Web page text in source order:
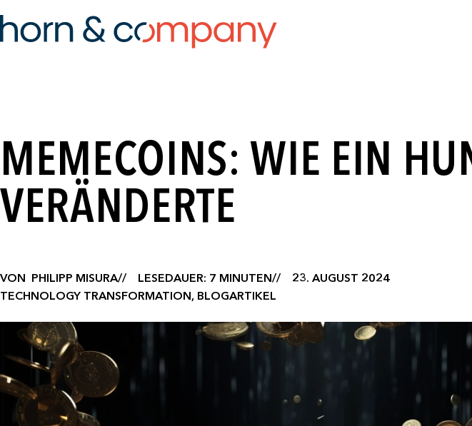
MEMECOINS: WIE EIN
VERÄNDERTE
VON PHILIPP MISURA LESEDAUER: 7 MINUTEN
23. AUGUST 2024
TECHNOLOGY TRANSFORMATION, BLOGARTIKEL